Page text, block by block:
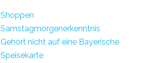
Shoppen
Samstagmorgenerkenntnis
Gehört nicht auf eine Bayerische
Speisekarte